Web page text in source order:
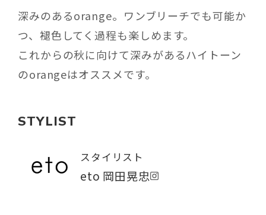
深みのあるorange。ワンブリーチでも可能か
つ、褪色してく過程も楽しめます。
これからの秋に向けて深みがあるハイトーン
のorangeはオススメです。
STYLIST
スタイリスト
eto 岡田晃忠